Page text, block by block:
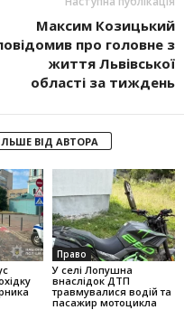
Максим Козицький
про головне з
життя Львівської
області за тиждень
ВІД АВТОРА
Право
У селі Лопушна
внаслідок ДТП
травмувалися водій та
пасажир мотоцикла